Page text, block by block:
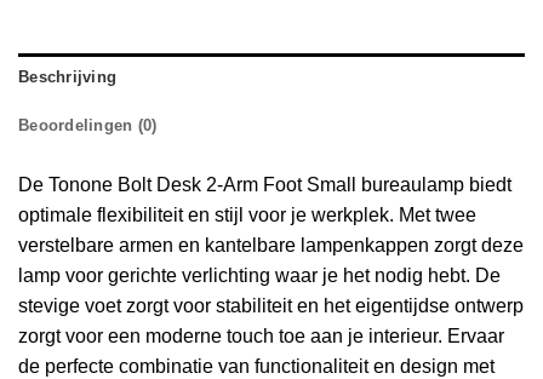
Beschrijving
Beoordelingen (0)
De Tonone Bolt Desk 2-Arm Foot Small bureaulamp biedt
optimale flexibiliteit en stijl voor je werkplek. Met twee
verstelbare armen en kantelbare lampenkappen zorgt deze
lamp voor gerichte verlichting waar je het nodig hebt. De
stevige voet zorgt voor stabiliteit en het eigentijdse ontwerp
zorgt voor een moderne touch toe aan je interieur. Ervaar
de perfecte combinatie van functionaliteit en design met